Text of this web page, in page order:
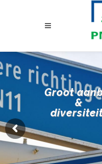
Groot
&